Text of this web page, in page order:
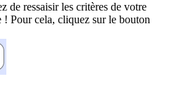
de ressaisir les critères de votre
! Pour cela, cliquez sur le bouton